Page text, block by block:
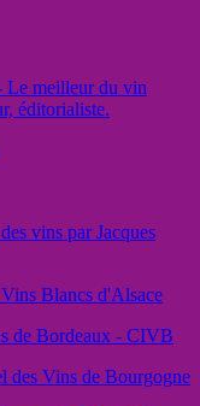
Le meilleur du vin
éditorialiste.
vins par Jacques
Blancs d'Alsace
de Bordeaux - CIVB
des Vins de Bourgogne